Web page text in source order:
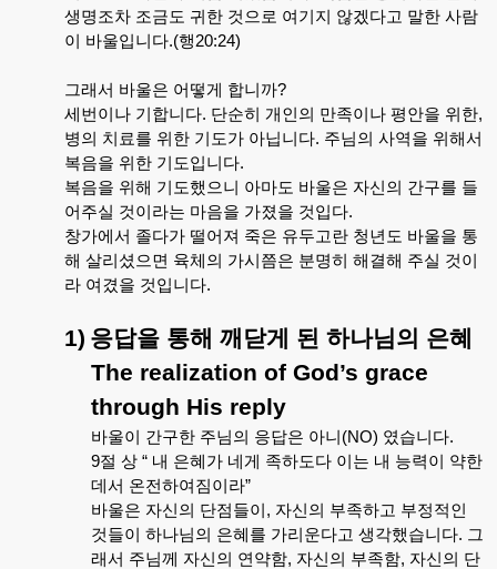
생명조차 조금도 귀한 것으로 여기지 않겠다고 말한 사람
이
바울입니다.(행20:24)
그래서 바울은 어떻게 합니까?
세번이나 기합니다. 단순히 개인의 만족이나 평안을 위한,
병의 치료를 위한 기도가 아닙니다. 주님의 사역을 위해서
복음을 위한 기도입니다.
복음을 위해 기도했으니 아마도 바울은 자신의 간구를 들
어주실 것이라는 마음을 가졌을 것입다.
창가에서 졸다가 떨어져 죽은 유두고란 청년도 바울을 통
해 살리셨으면 육체의 가시쯤은 분명히 해결해 주실 것이
라 여겼을 것입니다.
1) 응답을 통해 깨닫게 된 하나님의 은혜
The realization of God’s grace
through His reply
바울이 간구한 주님의 응답은 아니 (NO) 였습니다.
9절 상 “ 내 은혜가 네게 족하도다 이는 내 능력이
약한
데서 온전하여짐이라”
바울은 자신의 단점들이 , 자신의 부족하고 부정적인
것들이
하나님의 은혜를 가리운다고 생각했습니다. 그
래서 주님께 자신의 연약함, 자신의 부족함, 자신의 단